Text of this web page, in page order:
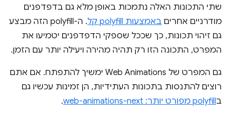
שתי התכונות האלה נתמכות באופן מלא גם בדפדפנים
מודרניים אחרים באמצעות polyfill קל
. ה-polyfill הזה מבצע
גם זיהוי תכונות, כך שככל שספקי הדפדפנים יטמיעו את
המפרט, התכונה הזו רק תהיה מהירה ויעילה יותר עם הזמן.
גם המפרט של Web Animations ימשיך להתפתח. אם אתם
רוצים להתנסות בתכונות העתידיות, הן זמינות עכשיו גם
בpolyfill מפורט יותר: web-animations-next .